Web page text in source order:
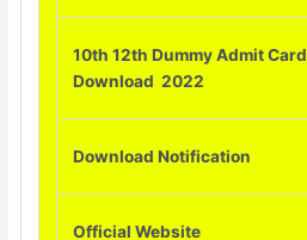
10th 12th Dummy Admit Card
Download 2022
Download Notification
Official Website